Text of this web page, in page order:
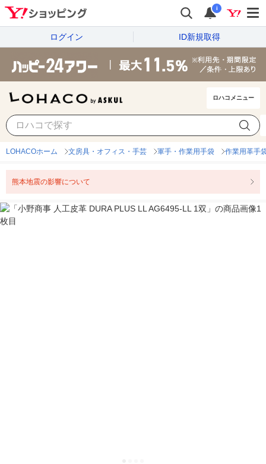
i
ログイン ID新規取得
ロハコメニュー
LOHACOホーム 文房具・オフィス・手芸 軍手・作業用手袋 作業用革手
熊本地震の影響について